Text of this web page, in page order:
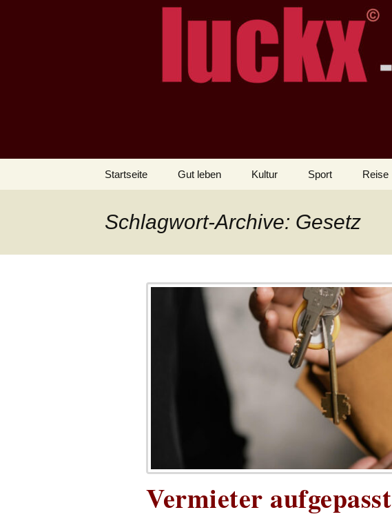
LUCKX
– das Magazin
Startseite Gut leben Kultur Sport Reise
Schlagwort-Archive: Gesetz
Vermieter aufgepasst